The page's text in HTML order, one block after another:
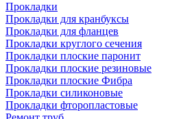
Прокладки
Прокладки для кранбуксы
Прокладки для фланцев
Прокладки круглого сечения
Прокладки плоские паронит
Прокладки плоские резиновые
Прокладки плоские Фибра
Прокладки силиконовые
Прокладки фторопластовые